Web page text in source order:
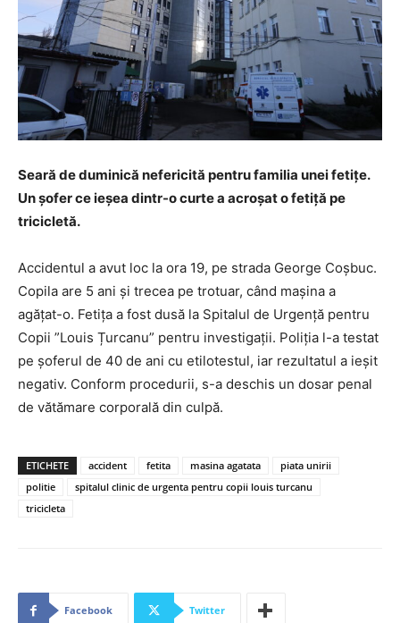
Seară de duminică nefericită pentru familia unei fetițe.
Un șofer ce ieșea dintr-o curte a acroșat o fetiță pe
tricicletă.
Accidentul a avut loc la ora 19, pe strada George Coșbuc.
Copila are 5 ani și trecea pe trotuar, când mașina a
agățat-o. Fetița a fost dusă la Spitalul de Urgență pentru
Copii ”Louis Țurcanu” pentru investigații. Poliția l-a testat
pe șoferul de 40 de ani cu etilotestul, iar rezultatul a ieșit
negativ. Conform procedurii, s-a deschis un dosar penal
de vătămare corporală din culpă.
ETICHETE accident fetita masina agatata
piata unirii
politie
spitalul clinic de urgenta pentru copii louis turcanu
tricicleta
Facebook Twitter